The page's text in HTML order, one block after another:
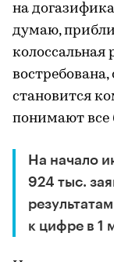
на
думаю,
колоссальная
востребована,
становится
понимают все
На начало
924 тыс.
к цифре в 1